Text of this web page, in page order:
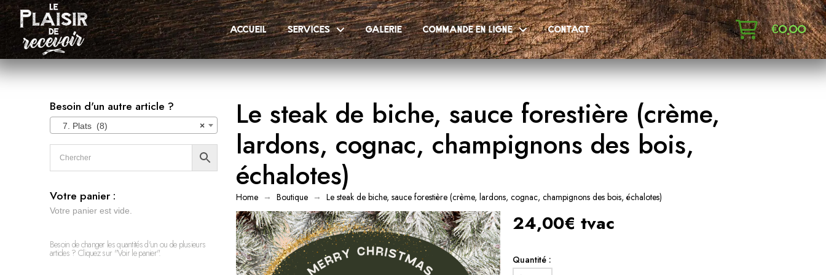
accueil services galerie commande en ligne contact €0,00
Besoin d'un autre article ?
×
7. Plats (8)
Votre panier :
Votre panier est vide.
Besoin de changer les quantités d'un ou de plusieurs
articles ? Cliquez sur "Voir le panier".
Le steak de biche, sauce forestière (crème,
lardons, cognac, champignons des bois,
échalotes)
Home → Boutique → Le steak de biche, sauce forestière (crème, lardons, cognac, champignons des bois, échalotes)
24,00€ tvac
Quantité :